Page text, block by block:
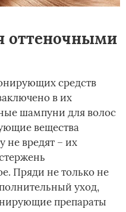
оттеночными
средств
в их
шампуни для волос
вещества
не вредят – их
Пряди не только не
уход,
препараты